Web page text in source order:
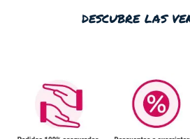
descubre las